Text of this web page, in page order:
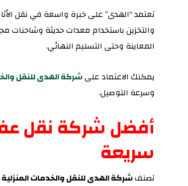
تعتمد “الهدى” على خبرة واسعة في نقل
والتخزين باستخدام معدات حديثة وشاحنات
المعاينة وحتى التسليم النهائي.
يمكنك الاعتماد علىشركة الهدى للنقل
وسرعة التوصيل.
أفضل شركة نقل
سريعة
تصنفشركة الهدى للنقل والخدمات